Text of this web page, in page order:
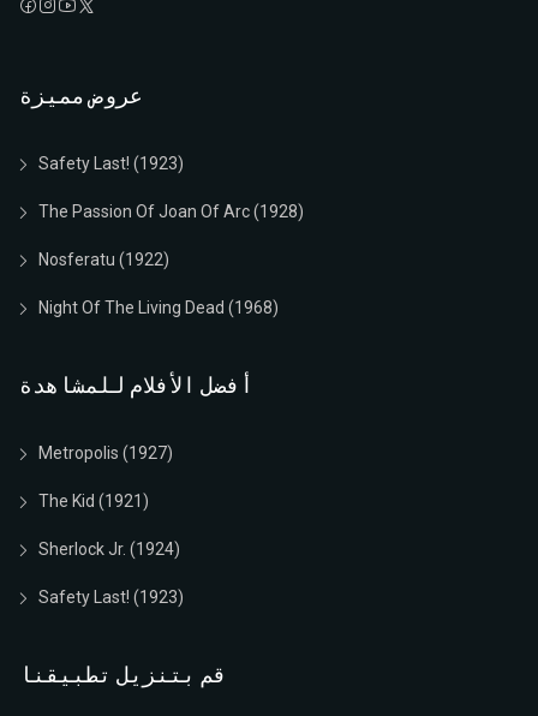
عروض مميزة
Safety Last! (1923)
The Passion Of Joan Of Arc (1928)
Nosferatu (1922)
Night Of The Living Dead (1968)
أفضل الأفلام للمشاهدة
Metropolis (1927)
The Kid (1921)
Sherlock Jr. (1924)
Safety Last! (1923)
قم بتنزيل تطبيقنا